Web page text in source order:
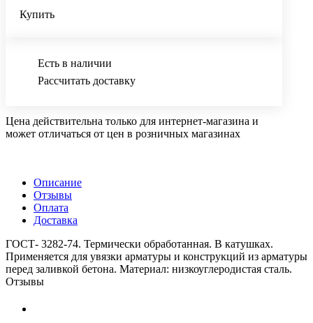
Купить
Есть в наличии
Рассчитать доставку
Цена действительна только для интернет-магазина и
может отличаться от цен в розничных магазинах
Описание
Отзывы
Оплата
Доставка
ГОСТ- 3282-74. Термически обработанная. В катушках.
Применяется для увязки арматуры и конструкций из арматуры
перед заливкой бетона. Материал: низкоуглеродистая сталь.
Отзывы